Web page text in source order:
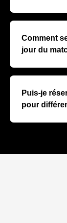
Nos
de gamme,
rencontres
Comment
jour du
Un accueil
VIP pour une
Puis-je
pour
Absolument,
conditions.